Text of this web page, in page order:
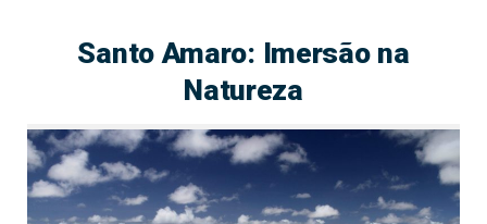
Santo Amaro: Imersão na
Natureza